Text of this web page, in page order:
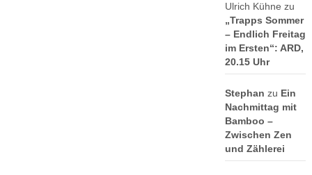
Ulrich Kühne zu
„Trapps Sommer
– Endlich Freitag
im Ersten“: ARD,
20.15 Uhr
Stephan zu Ein
Nachmittag mit
Bamboo –
Zwischen Zen
und Zählerei